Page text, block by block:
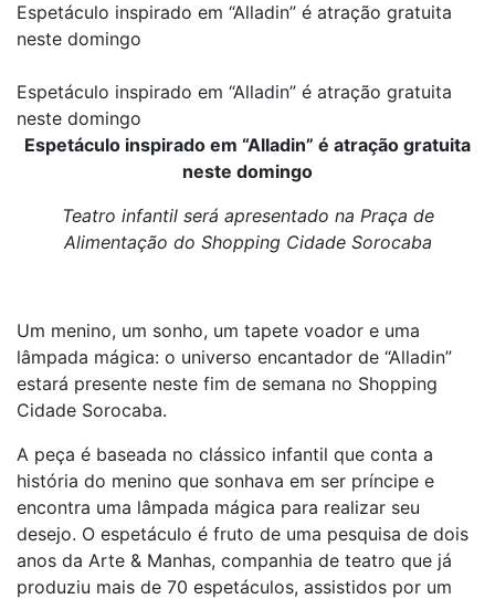
Espetáculo inspirado em “Alladin” é atração gratuita
neste domingo
Espetáculo inspirado em “Alladin” é atração gratuita
neste domingo
Espetáculo inspirado em “Alladin” é atração gratuita
neste domingo
Teatro infantil será apresentado na Praça de
Alimentação do Shopping Cidade Sorocaba
Um menino, um sonho, um tapete voador e uma
lâmpada mágica: o universo encantador de “Alladin”
estará presente neste fim de semana no Shopping
Cidade Sorocaba.
A peça é baseada no clássico infantil que conta a
história do menino que sonhava em ser príncipe e
encontra uma lâmpada mágica para realizar seu
desejo. O espetáculo é fruto de uma pesquisa de dois
anos da Arte & Manhas, companhia de teatro que já
produziu mais de 70 espetáculos, assistidos por um